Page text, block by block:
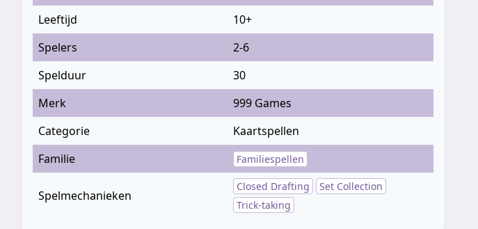
Leeftijd
10+
Spelers
2-6
Spelduur
30
Merk
999 Games
Categorie
Kaartspellen
Familie
Familiespellen
Spelmechanieken
Closed Drafting
Set Collection
Trick-taking